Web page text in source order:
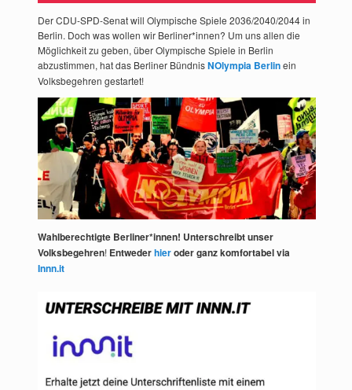
Der CDU-SPD-Senat will Olympische Spiele 2036/2040/2044 in
Berlin. Doch was wollen wir Berliner*innen? Um uns allen die
Möglichkeit zu geben, über Olympische Spiele in Berlin
abzustimmen, hat das Berliner BündnisNOlympia Berlinein
Volksbegehren gestartet!
Wahlberechtigte Berliner*innen! Unterschreibt unser
Volksbegehren! Entwederhieroder ganz komfortabel via
Innn.it